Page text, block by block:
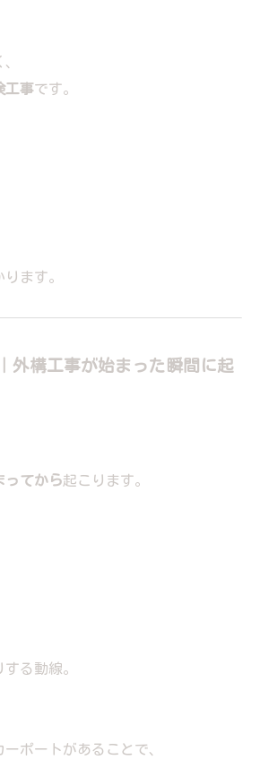
工事です。
ます。
外構工事が始まった瞬間に起
ってから起こります。
る動線。
ポートがあることで、